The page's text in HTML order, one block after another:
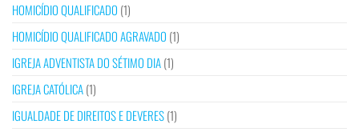
HOMICÍDIO QUALIFICADO (1)
HOMICÍDIO QUALIFICADO AGRAVADO (1)
IGREJA ADVENTISTA DO SÉTIMO DIA(1)
IGREJA CATÓLICA(1)
IGUALDADE DE DIREITOS E DEVERES(1)